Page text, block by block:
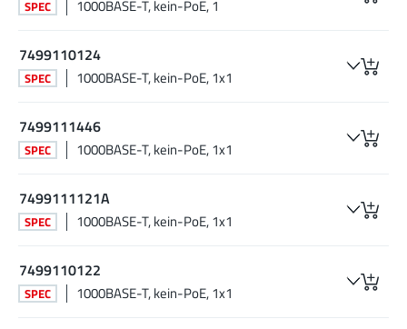
SPEC 1000BASE-T, kein-PoE, 1
7499110124
SPEC 1000BASE-T, kein-PoE, 1x1
7499111446
SPEC 1000BASE-T, kein-PoE, 1x1
7499111121A
SPEC 1000BASE-T, kein-PoE, 1x1
7499110122
SPEC 1000BASE-T, kein-PoE, 1x1